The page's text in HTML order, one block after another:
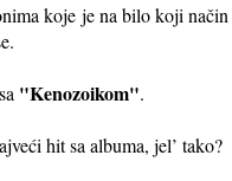
koje je na bilo koji
"Kenozoikom".
hit sa albuma, jel’ tako?